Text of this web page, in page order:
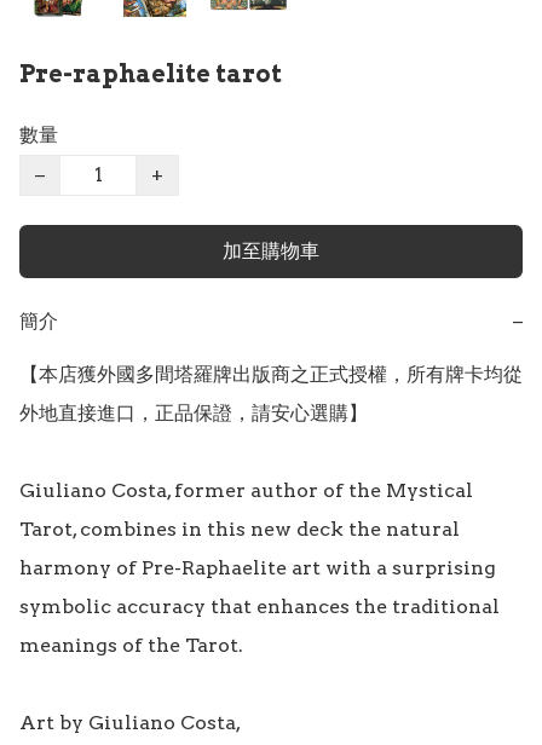
Pre-raphaelite tarot
數量
−
+
加至購物車
簡介 −
【本店獲外國多間塔羅牌出版商之正式授權，所有牌卡均從
外地直接進口，正品保證，請安心選購】
Giuliano Costa, former author of the Mystical
Tarot, combines in this new deck the natural
harmony of Pre-Raphaelite art with a surprising
symbolic accuracy that enhances the traditional
meanings of the Tarot.
Art by Giuliano Costa,